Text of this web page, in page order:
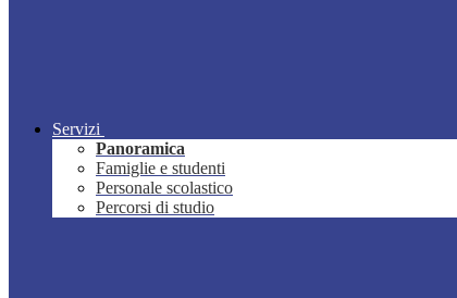
Servizi
Panoramica
Famiglie e studenti
Personale scolastico
Percorsi di studio